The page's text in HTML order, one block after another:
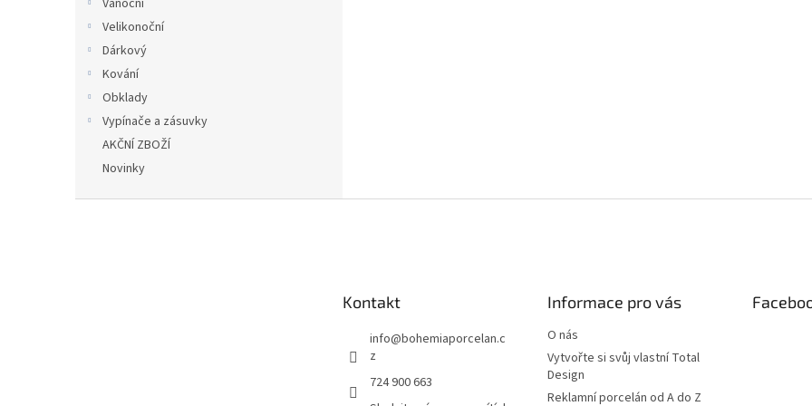
Vánoční
Velikonoční
Dárkový
Kování
Obklady
Vypínače a zásuvky
AKČNÍ ZBOŽÍ
Novinky
Kontakt
info@bohemiaporcelan.c
z
724 900 663
Informace pro vás
O nás
Vytvořte si svůj vlastní Total
Design
Reklamní porcelán od A do Z